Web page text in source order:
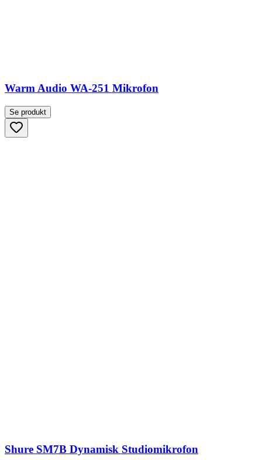
Warm Audio WA-251 Mikrofon
Se produkt
Shure SM7B Dynamisk Studiomikrofon